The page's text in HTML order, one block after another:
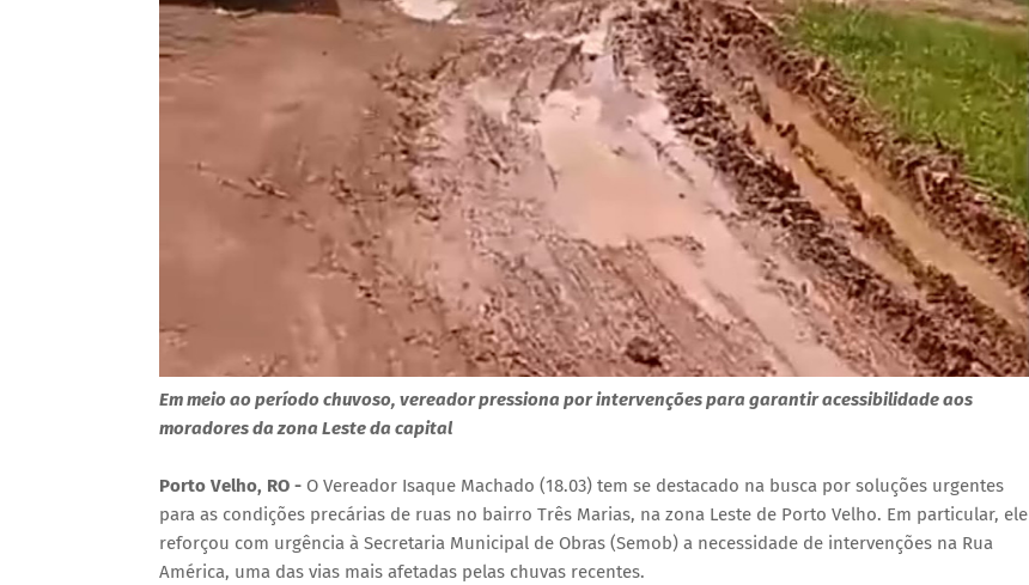
Em meio ao período chuvoso, vereador pressiona por intervenções para garantir acessibilidade aos
moradores da zona Leste da capital
Porto Velho, RO - O Vereador Isaque Machado (18.03) tem se destacado na busca por soluções urgentes
para as condições precárias de ruas no bairro Três Marias, na zona Leste de Porto Velho. Em particular, ele
reforçou com urgência à Secretaria Municipal de Obras (Semob) a necessidade de intervenções na Rua
América, uma das vias mais afetadas pelas chuvas recentes.